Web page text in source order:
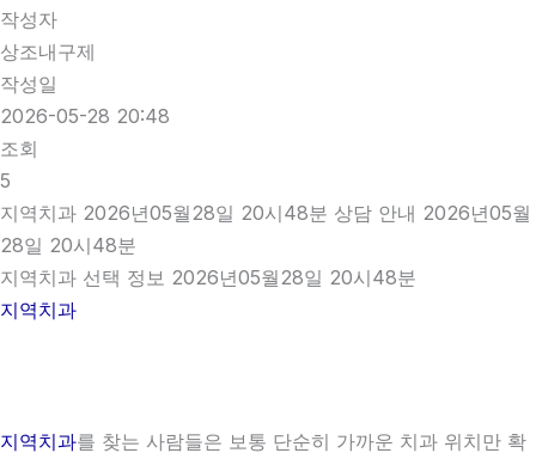
작성자
상조내구제
작성일
2026-05-28 20:48
조회
5
지역치과 2026년05월28일 20시48분 상담 안내 2026년05월
28일 20시48분
지역치과 선택 정보 2026년05월28일 20시48분
지역치과
지역치과를 찾는 사람들은 보통 단순히 가까운 치과 위치만 확